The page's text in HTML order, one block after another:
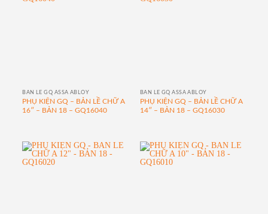
BẢN LỀ GQ ASSA ABLOY
PHỤ KIỆN GQ – BẢN LỀ CHỮ A
16″ – BẢN 18 – GQ16040
BẢN LỀ GQ ASSA ABLOY
PHỤ KIỆN GQ – BẢN LỀ CHỮ A
14″ – BẢN 18 – GQ16030